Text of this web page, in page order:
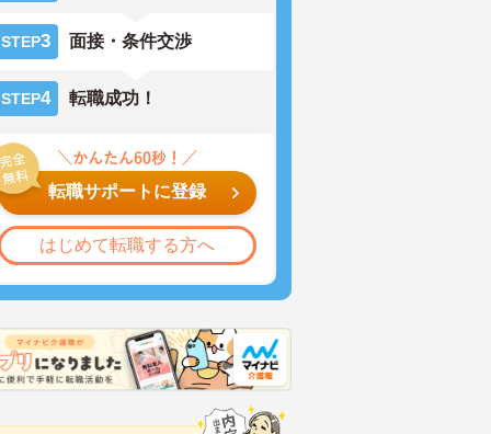
STEP3 面接・条件交渉
STEP4 転職成功！
転職サポートに登録
はじめて転職する方へ